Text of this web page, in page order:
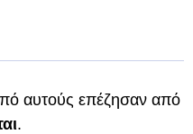
αυτούς επέζησαν από
.